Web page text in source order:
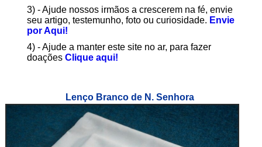
3) - Ajude nossos irmãos a crescerem na fé, envie
seu artigo, testemunho, foto ou curiosidade. Envie
por Aqui!
4) - Ajude a manter este site no ar, para fazer
doações Clique aqui!
Lenço Branco de N. Senhora